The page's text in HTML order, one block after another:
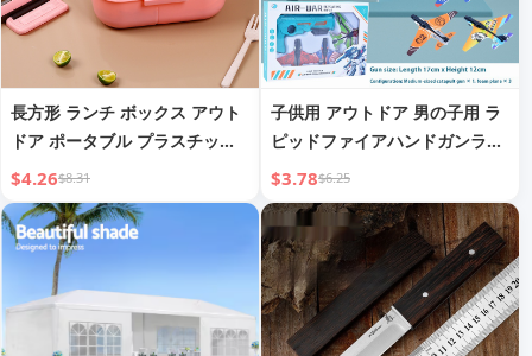
長方形 ランチ ボックス アウト
ドア ポータブル プラスチック
ダイエット ミール コンテナ
$4.26$8.31
子供用 アウトドア 男の子用 ラ
ピッドファイアハンドガンラン
チャー グライダーモデル
$3.78$6.25